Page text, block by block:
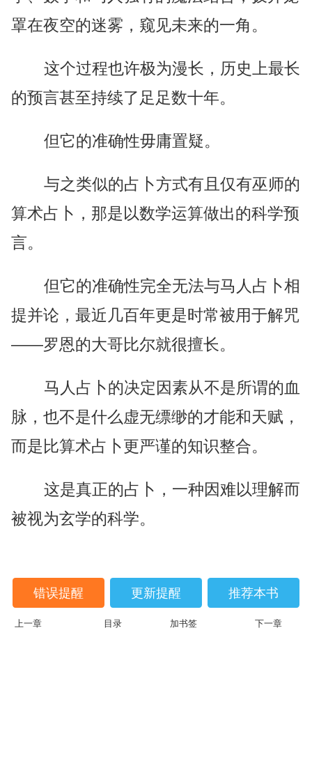
罩在夜空的迷雾，窥见未来的一角。
这个过程也许极为漫长，历史上最长
的预言甚至持续了足足数十年。
但它的准确性毋庸置疑。
与之类似的占卜方式有且仅有巫师的
算术占卜，那是以数学运算做出的科学预
言。
但它的准确性完全无法与马人占卜相
提并论，最近几百年更是时常被用于解咒
——罗恩的大哥比尔就很擅长。
马人占卜的决定因素从不是所谓的血
脉，也不是什么虚无缥缈的才能和天赋，
而是比算术占卜更严谨的知识整合。
这是真正的占卜，一种因难以理解而
被视为玄学的科学。
错误提醒 更新提醒 推荐本书
上一章 目录 加书签 下一章